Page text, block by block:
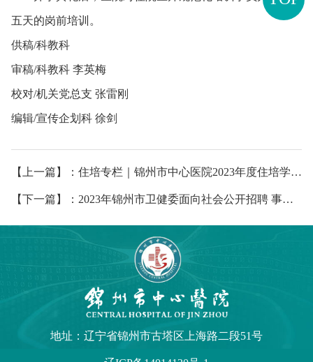
五天的岗前培训。
供稿/科教科
审稿/科教科 李英梅
校对/机关党总支 张雷刚
编辑/宣传企划科 徐剑
【上一篇】：住培专栏｜锦州市中心医院2023年度住培学员岗前培训圆满结束
【下一篇】：2023年锦州市卫健委面向社会公开招聘 事业单位工作人员公告
地址：辽宁省锦州市古塔区上海路二段51号